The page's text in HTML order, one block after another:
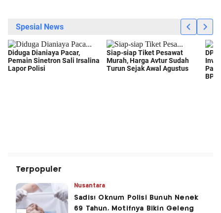
Terpopuler
Nusantara
Sadis! Oknum Polisi Bunuh Nenek
69 Tahun, Motifnya Bikin Geleng